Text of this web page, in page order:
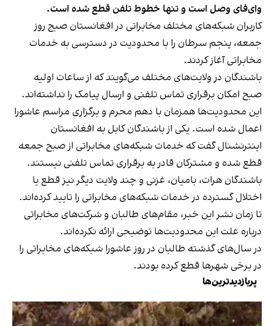
وای‌فای وصل است و تنها خطوط تلفن قطع شده است.
کاربران شبکه‌های مختلف مخابراتی در افغانستان صبح روز
جمعه، پنجم سرطان را با محدودیت در دسترسی به خدمات
مخابراتی آغاز کردند.
باشندگان در ولایت‌های مختلف می‌گویند که از ساعات اولیه
صبح امکان برقراری تماس تلفنی و ارسال پیامک را نداشته‌اند.
این محدودیت‌ها همزمان با دهم محرم و برگزاری مراسم عاشورا
اعمال شده است. یکی از باشندگان کابل به افغانستان
اینترنشنال گفت که خدمات شبکه‌های مخابراتی از صبح جمعه
قطع شده و مشترکان قادر به برقراری تماس تلفنی نیستند.
باشندگان هرات، بامیان، غزنی و چند ولایت دیگر نیز قطع یا
اختلال گسترده در خدمات شبکه‌های مخابراتی را تایید کرده‌اند.
تا زمان نشر این خبر، مقام‌های طالبان و شرکت‌های مخابراتی
درباره علت این محدودیت‌ها توضیحی ارائه نکرده‌اند.
در سال‌های گذشته طالبان در روز عاشورا شبکه‌های مخابراتی را
در برخی شهرها قطع کرده بودند.
پربازدیدترین‌ها